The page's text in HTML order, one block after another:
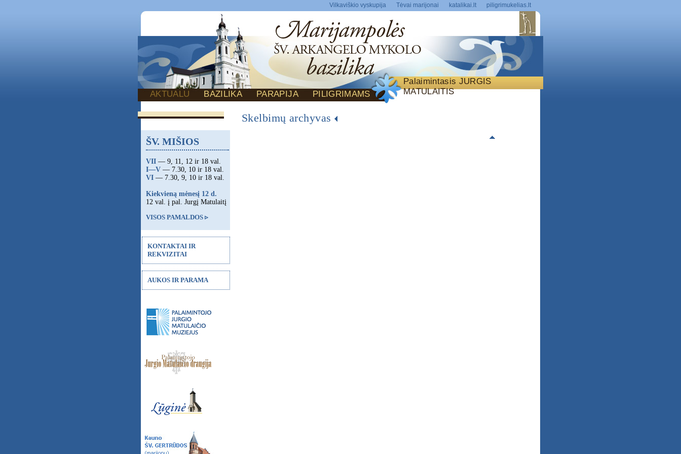
Vilkaviškio vyskupija Tėvai marijonai katalikai.lt piligrimukelias.lt
Palaimintasis JURGIS
MATULAITIS
AKTUALU BAZILIKA PARAPIJA PILIGRIMAMS
Skelbimų archyvas
ŠV. MIŠIOS
VII — 9, 11, 12 ir 18 val.
I—V — 7.30, 10 ir 18 val.
VI — 7.30, 9, 10 ir 18 val.
Kiekvieną mėnesį 12 d.
12 val. į pal. Jurgį Matulaitį
VISOS PAMALDOS ▹
KONTAKTAI IR
REKVIZITAI
AUKOS IR PARAMA